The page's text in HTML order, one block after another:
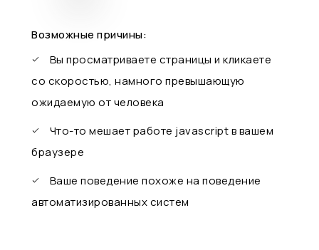
Возможные причины:
Вы просматриваете страницы и кликаете
со скоростью, намного превышающую
ожидаемую от человека
Что-то мешает работе javascript в вашем
браузере
Ваше поведение похоже на поведение
автоматизированных систем